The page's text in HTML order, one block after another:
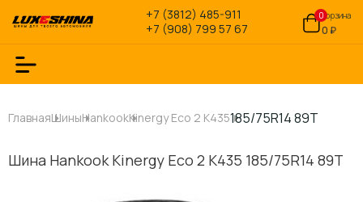
+7 (3812) 485-911
+7 (908) 799 57 67
0Корзина
0 ₽
ГлавнаяШиныHankookKinergy Eco 2 K435185/75R14 89T
Шина Hankook Kinergy Eco 2 K435 185/75R14 89T